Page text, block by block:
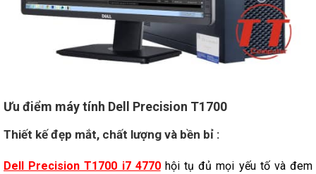
Ưu điểm máy tính Dell Precision T1700
Thiết kế đẹp mắt, chất lượng và bền bỉ :
Dell Precision T1700 i7 4770hội tụ đủ mọi yếu tố và đem